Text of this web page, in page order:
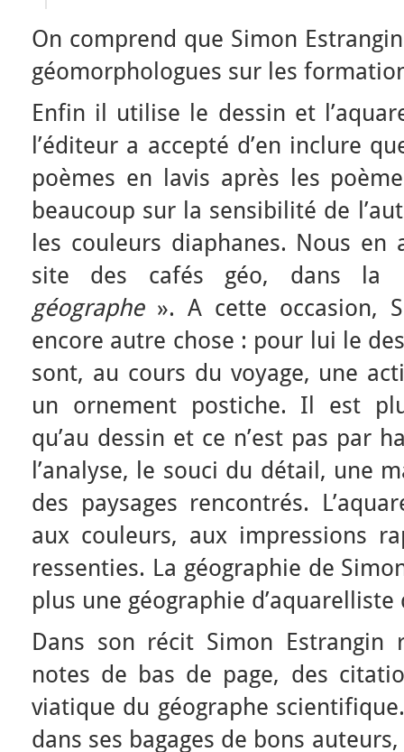
On comprend que Simon
géomorphologues sur les
Enfin il utilise le dessin et
l’éditeur a accepté d’en inclure
poèmes en lavis après les
beaucoup sur la sensibilité de
les couleurs diaphanes. Nous
site des cafés géo, dans
géographe». A cette occasion,
encore autre chose : pour lui le
sont, au cours du voyage, une
un ornement postiche. Il est
qu’au dessin et ce n’est pas par
l’analyse, le souci du détail, une
des paysages rencontrés.
aux couleurs, aux impressions
ressenties. La géographie de
plus une géographie
Dans son récit Simon Estrangin
notes de bas de page, des
viatique du géographe
dans ses bagages de bons